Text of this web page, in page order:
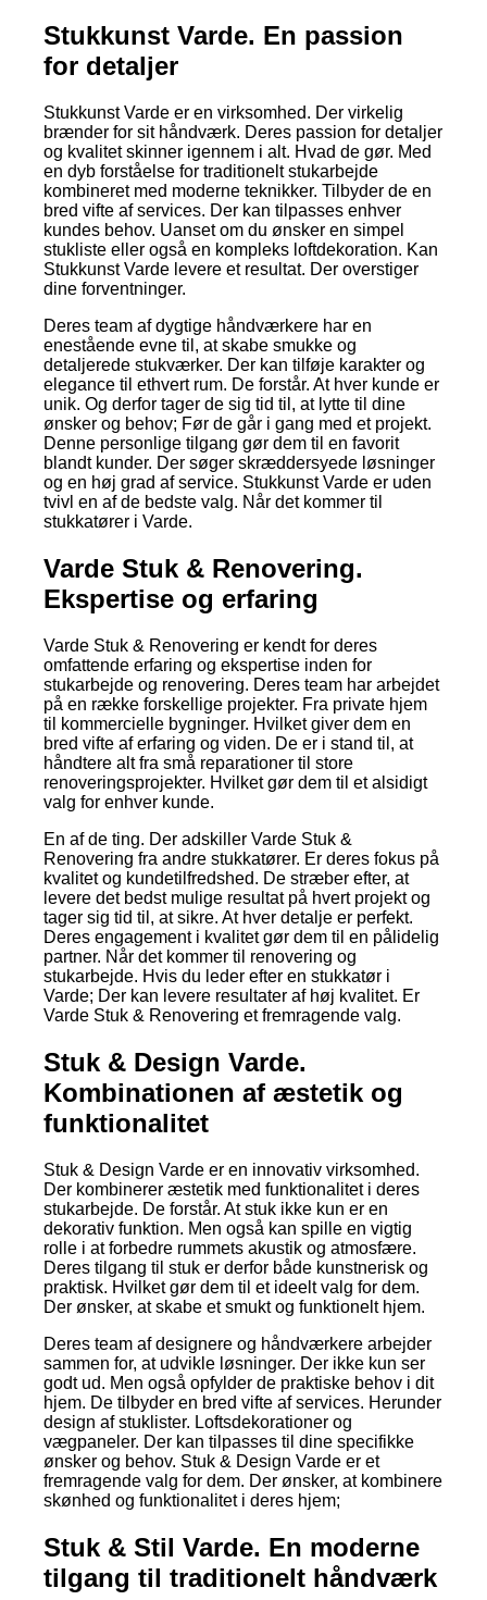
Stukkunst Varde. En passion
for detaljer
Stukkunst Varde er en virksomhed. Der virkelig
brænder for sit håndværk. Deres passion for detaljer
og kvalitet skinner igennem i alt. Hvad de gør. Med
en dyb forståelse for traditionelt stukarbejde
kombineret med moderne teknikker. Tilbyder de en
bred vifte af services. Der kan tilpasses enhver
kundes behov. Uanset om du ønsker en simpel
stukliste eller også en kompleks loftdekoration. Kan
Stukkunst Varde levere et resultat. Der overstiger
dine forventninger.
Deres team af dygtige håndværkere har en
enestående evne til, at skabe smukke og
detaljerede stukværker. Der kan tilføje karakter og
elegance til ethvert rum. De forstår. At hver kunde er
unik. Og derfor tager de sig tid til, at lytte til dine
ønsker og behov; Før de går i gang med et projekt.
Denne personlige tilgang gør dem til en favorit
blandt kunder. Der søger skræddersyede løsninger
og en høj grad af service. Stukkunst Varde er uden
tvivl en af de bedste valg. Når det kommer til
stukkatører i Varde.
Varde Stuk & Renovering.
Ekspertise og erfaring
Varde Stuk & Renovering er kendt for deres
omfattende erfaring og ekspertise inden for
stukarbejde og renovering. Deres team har arbejdet
på en række forskellige projekter. Fra private hjem
til kommercielle bygninger. Hvilket giver dem en
bred vifte af erfaring og viden. De er i stand til, at
håndtere alt fra små reparationer til store
renoveringsprojekter. Hvilket gør dem til et alsidigt
valg for enhver kunde.
En af de ting. Der adskiller Varde Stuk &
Renovering fra andre stukkatører. Er deres fokus på
kvalitet og kundetilfredshed. De stræber efter, at
levere det bedst mulige resultat på hvert projekt og
tager sig tid til, at sikre. At hver detalje er perfekt.
Deres engagement i kvalitet gør dem til en pålidelig
partner. Når det kommer til renovering og
stukarbejde. Hvis du leder efter en stukkatør i
Varde; Der kan levere resultater af høj kvalitet. Er
Varde Stuk & Renovering et fremragende valg.
Stuk & Design Varde.
Kombinationen af æstetik og
funktionalitet
Stuk & Design Varde er en innovativ virksomhed.
Der kombinerer æstetik med funktionalitet i deres
stukarbejde. De forstår. At stuk ikke kun er en
dekorativ funktion. Men også kan spille en vigtig
rolle i at forbedre rummets akustik og atmosfære.
Deres tilgang til stuk er derfor både kunstnerisk og
praktisk. Hvilket gør dem til et ideelt valg for dem.
Der ønsker, at skabe et smukt og funktionelt hjem.
Deres team af designere og håndværkere arbejder
sammen for, at udvikle løsninger. Der ikke kun ser
godt ud. Men også opfylder de praktiske behov i dit
hjem. De tilbyder en bred vifte af services. Herunder
design af stuklister. Loftsdekorationer og
vægpaneler. Der kan tilpasses til dine specifikke
ønsker og behov. Stuk & Design Varde er et
fremragende valg for dem. Der ønsker, at kombinere
skønhed og funktionalitet i deres hjem;
Stuk & Stil Varde. En moderne
tilgang til traditionelt håndværk